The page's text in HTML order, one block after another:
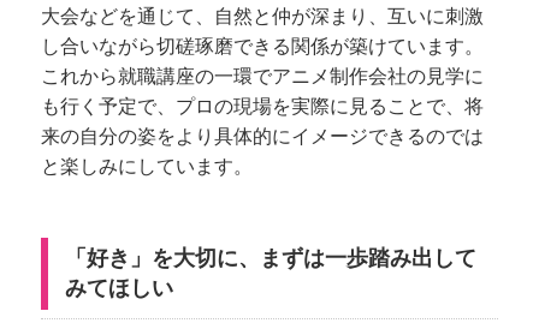
大会などを通じて、自然と仲が深まり、互いに刺激
し合いながら切磋琢磨できる関係が築けています。
これから就職講座の一環でアニメ制作会社の見学に
も行く予定で、プロの現場を実際に見ることで、将
来の自分の姿をより具体的にイメージできるのでは
と楽しみにしています。
「好き」を大切に、まずは一歩踏み出して
みてほしい